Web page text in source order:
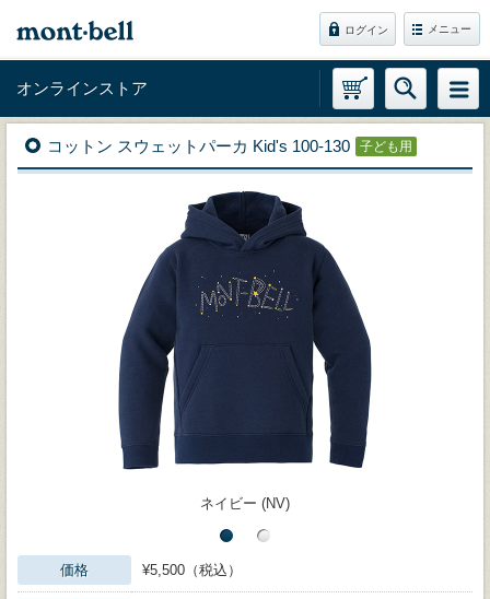
ログイン メニュー
オンラインストア
コットン スウェットパーカ Kid's 100-130 子ども用
ネイビー (NV)
価格 ¥5,500（税込）